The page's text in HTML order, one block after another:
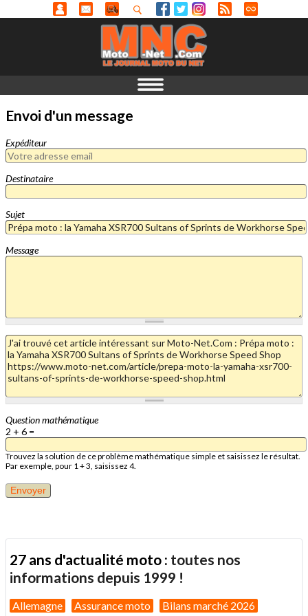
Envoi d'un message
Expéditeur
Destinataire
Sujet
Message
Question mathématique
2 + 6 =
Trouvez la solution de ce problème mathématique simple et saisissez le résultat.
Par exemple, pour 1 + 3, saisissez 4.
27 ans d'actualité moto : toutes nos
informations depuis 1999 !
Allemagne Assurance moto Bilans marché 2026